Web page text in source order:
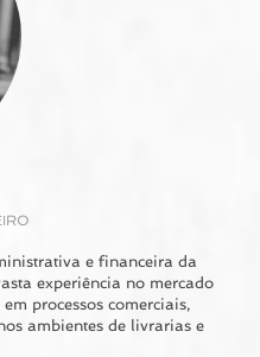
e financeira da
experiência no mercado
processos comerciais,
ambientes de livrarias e